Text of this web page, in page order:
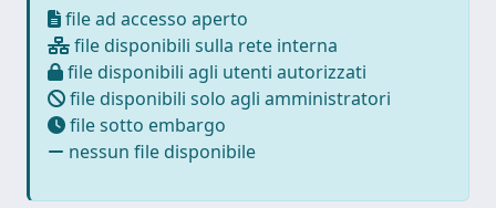
file ad accesso aperto
file disponibili sulla rete interna
file disponibili agli utenti autorizzati
file disponibili solo agli amministratori
file sotto embargo
nessun file disponibile